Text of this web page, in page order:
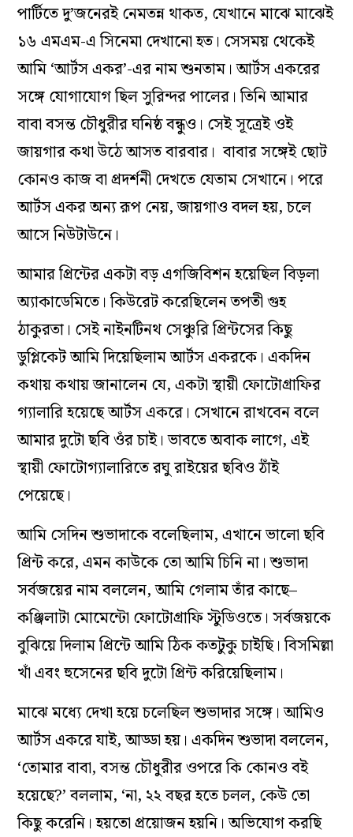
পার্টিতে দু’জনেরই নেমতন্ন থাকত, যেখানে মাঝে মাঝেই
১৬ এমএম-এ সিনেমা দেখানো হত। সেসময় থেকেই
আমি ‘আর্টস একর’-এর নাম শুনতাম। আর্টস একরের
সঙ্গে যোগাযোগ ছিল সুরিন্দর পালের। তিনি আমার
বাবা বসন্ত চৌধুরীর ঘনিষ্ঠ বন্ধুও। সেই সূত্রেই ওই
জায়গার কথা উঠে আসত বারবার। বাবার সঙ্গেই ছোট
কোনও কাজ বা প্রদর্শনী দেখতে যেতাম সেখানে। পরে
আর্টস একর অন্য রূপ নেয়, জায়গাও বদল হয়, চলে
আসে নিউটাউনে।
আমার প্রিন্টের একটা বড় এগজিবিশন হয়েছিল বিড়লা
অ্যাকাডেমিতে। কিউরেট করেছিলেন তপতী গুহ
ঠাকুরতা। সেই নাইনটিনথ সেঞ্চুরি প্রিন্টসের কিছু
ডুপ্লিকেট আমি দিয়েছিলাম আর্টস একরকে। একদিন
কথায় কথায় জানালেন যে, একটা স্থায়ী ফোটোগ্রাফির
গ্যালারি হয়েছে আর্টস একরে। সেখানে রাখবেন বলে
আমার দুটো ছবি ওঁর চাই। ভাবতে অবাক লাগে, এই
স্থায়ী ফোটোগ্যালারিতে রঘু রাইয়ের ছবিও ঠাঁই
পেয়েছে।
আমি সেদিন শুভাদাকে বলেছিলাম, এখানে ভালো ছবি
প্রিন্ট করে, এমন কাউকে তো আমি চিনি না। শুভাদা
সর্বজয়ের নাম বললেন, আমি গেলাম তাঁর কাছে–
কঞ্জিলাটা মোমেন্টো ফোটোগ্রাফি স্টুডিওতে। সর্বজয়কে
বুঝিয়ে দিলাম প্রিন্টে আমি ঠিক কতটুকু চাইছি। বিসমিল্লা
খাঁ এবং হুসেনের ছবি দুটো প্রিন্ট করিয়েছিলাম।
মাঝে মধ্যে দেখা হয়ে চলেছিল শুভাদার সঙ্গে। আমিও
আর্টস একরে যাই, আড্ডা হয়। একদিন শুভাদা বললেন,
‘তোমার বাবা, বসন্ত চৌধুরীর ওপরে কি কোনও বই
হয়েছে?’ বললাম, ‘না, ২২ বছর হতে চলল, কেউ তো
কিছু করেনি। হয়তো প্রয়োজন হয়নি। অভিযোগ করছি